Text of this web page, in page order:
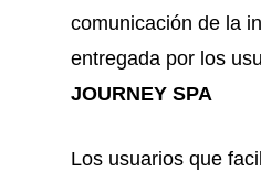
comunicación de la
entregada por los
JOURNEY SPA
Los usuarios que